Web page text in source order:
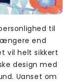
til
end
vil helt sikkert
design med
Uanset om